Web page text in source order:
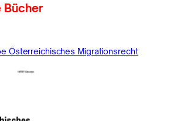
Bücher
Österreichisches Migrationsrecht